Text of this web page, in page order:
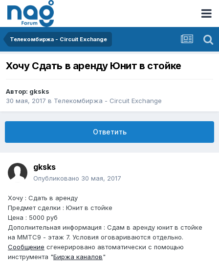
Телекомбиржа - Circuit Exchange
Хочу Сдать в аренду Юнит в стойке
Автор: gksks
30 мая, 2017 в Телекомбиржа - Circuit Exchange
Ответить
gksks
Опубликовано 30 мая, 2017
Хочу : Сдать в аренду
Предмет сделки : Юнит в стойке
Цена : 5000 руб
Дополнительная информация : Сдам в аренду юнит в стойке
на ММТС9 - этаж 7. Условия оговариваются отдельно.
Сообщение сгенерировано автоматически с помощью
инструмента "Биржа каналов"